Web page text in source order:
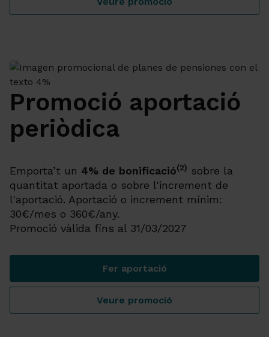
Promoció traspàs de pla de
Promoció aportació
periòdica
Emporta’t un 4% de bonificació(2) sobre la
quantitat aportada o sobre l'increment de
l'aportació. Aportació o increment mínim:
30€/mes o 360€/any.
Promoció vàlida fins al 31/03/2027
Fer aportacióPromoció aportació
Veure promocióPromoció aportació